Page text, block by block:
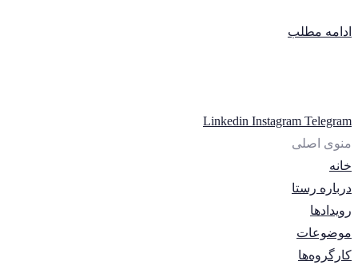
ادامه مطلب
Linkedin Instagram Telegram
منوی اصلی
خانه
درباره رستا
رویدادها
موضوعات
کارگروه‌ها